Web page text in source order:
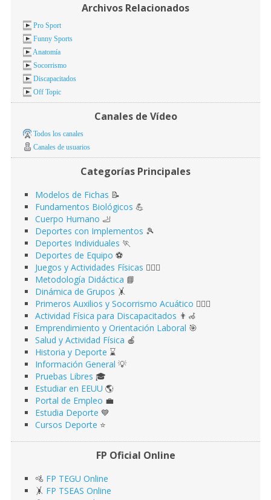
Archivos Relacionados
Pro Sport
Funny Sports
Anatomía
Socorrismo
Discapacitados
Off Topic
Canales de Vídeo
Todos los canales
Canales de usuarios
Categorías Principales
Modelos de Fichas 📝
Fundamentos Biológicos 💪
Cuerpo Humano 🦶
Deportes con Implementos 🎾
Deportes Individuales 🏃
Deportes de Equipo ⚽️
Juegos y Actividades Físicas 🤹🏻‍♂️
Metodología Didáctica 📘
Dinámica de Grupos 🤸
Primeros Auxilios y Socorrismo Acuático 🏊🏻‍♂️
Actividad Física para Discapacitados 👨‍🦽
Emprendimiento y Orientación Laboral 🎯
Salud y Actividad Física 🍎
Historia y Deporte ⌛️
Información General 💡
Pruebas Libres 🎓
Estudiar en EEUU 🌎​
Portal de Empleo 💼
Estudia Deporte 💙
Cursos Deporte ⭐️
FP Oficial Online
🚵 FP TEGU Online
🤸 FP TSEAS Online